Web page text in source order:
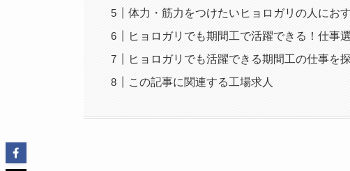
体力・筋力をつけたいヒョロガリの人にお
ヒョロガリでも期間工で活躍できる！仕事
ヒョロガリでも活躍できる期間工の仕事を
この記事に関連する工場求人